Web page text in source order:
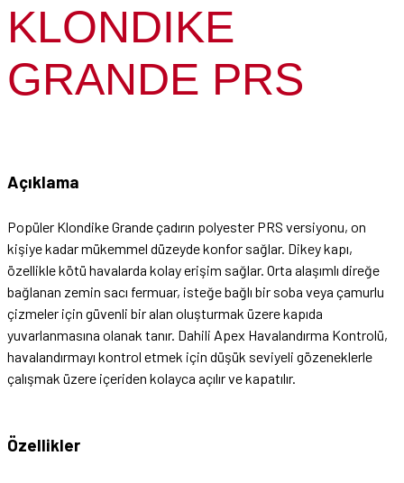
KLONDIKE
GRANDE PRS
Açıklama
Popüler Klondike Grande çadırın polyester PRS versiyonu, on
kişiye kadar mükemmel düzeyde konfor sağlar. Dikey kapı,
özellikle kötü havalarda kolay erişim sağlar. Orta alaşımlı direğe
bağlanan zemin sacı fermuar, isteğe bağlı bir soba veya çamurlu
çizmeler için güvenli bir alan oluşturmak üzere kapıda
yuvarlanmasına olanak tanır. Dahili Apex Havalandırma Kontrolü,
havalandırmayı kontrol etmek için düşük seviyeli gözeneklerle
çalışmak üzere içeriden kolayca açılır ve kapatılır.
Özellikler